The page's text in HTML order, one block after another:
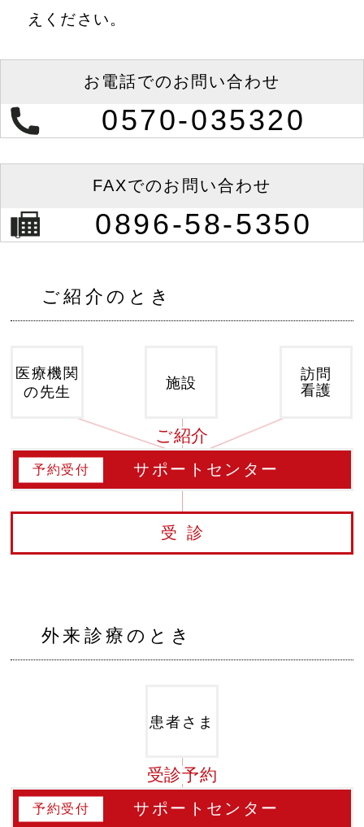
えください。
お電話での お問い合わせ
0570-035320
FAXでの お問い合わせ
0896-58-5350
ご紹介のとき
医療機関
の先生
施設
訪問
看護
ご紹介
サポートセンター
予約受付
受診
外来診療のとき
患者さま
受診予約
サポートセンター
予約受付